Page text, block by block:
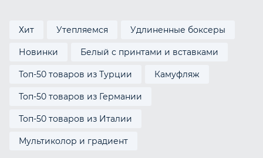
Хит Утепляемся Удлиненные боксеры
Новинки Белый с принтами и вставками
Топ-50 товаров из Турции Камуфляж
Топ-50 товаров из Германии
Топ-50 товаров из Италии
Мультиколор и градиент